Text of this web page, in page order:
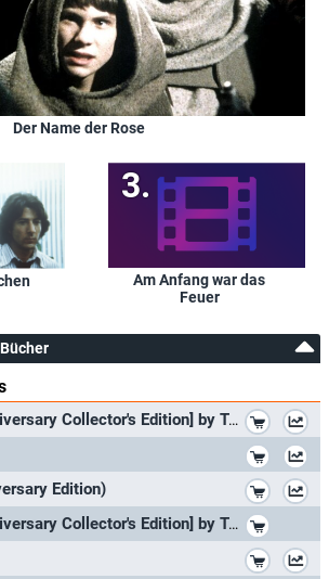
Der Name der Rose
Am Anfang war das
Feuer
The Bear [25th Anniversary Collector's Edition] by Tcheky Karyo
Edition)
The Bear [25th Anniversary Collector's Edition] by Tcheky Karyo